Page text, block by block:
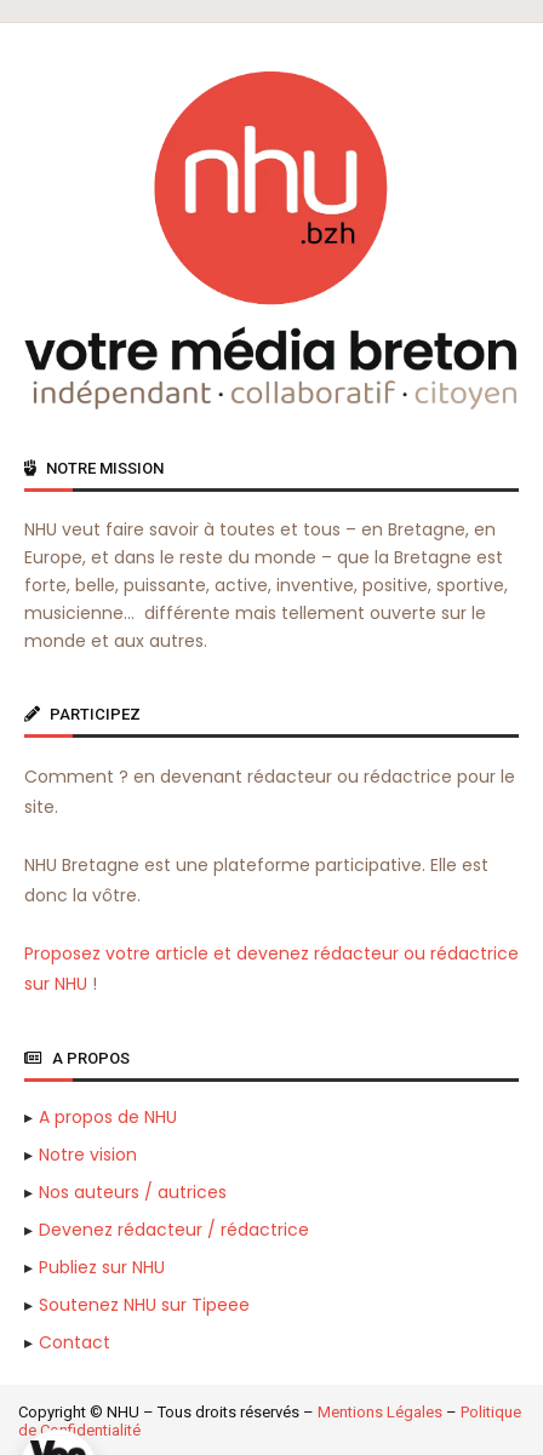
NOTRE MISSION
NHU veut faire savoir à toutes et tous – en Bretagne, en
Europe, et dans le reste du monde – que la Bretagne est
forte, belle, puissante, active, inventive, positive, sportive,
musicienne… différente mais tellement ouverte sur le
monde et aux autres.
PARTICIPEZ
Comment ? en devenant rédacteur ou rédactrice pour le
site.
NHU Bretagne est une plateforme participative. Elle est
donc la vôtre.
Proposez votre article et devenez rédacteur ou rédactrice
sur NHU !
A PROPOS
A propos de NHU
Notre vision
Nos auteurs / autrices
Devenez rédacteur / rédactrice
Publiez sur NHU
Soutenez NHU sur Tipeee
Contact
Copyright © NHU – Tous droits réservés – Mentions Légales – Politique
de Confidentialité